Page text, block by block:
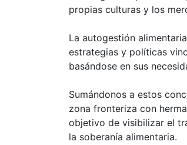
propias culturas y los
La autogestión
estrategias y políticas
basándose en sus
Sumándonos a estos
zona fronteriza con
objetivo de visibilizar el
la soberanía alimentaria.